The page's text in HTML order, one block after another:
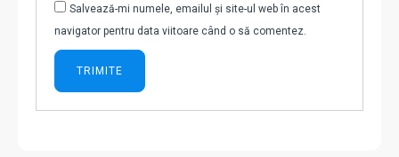
Salvează-mi numele, emailul și site-ul web în acest
navigator pentru data viitoare când o să comentez.